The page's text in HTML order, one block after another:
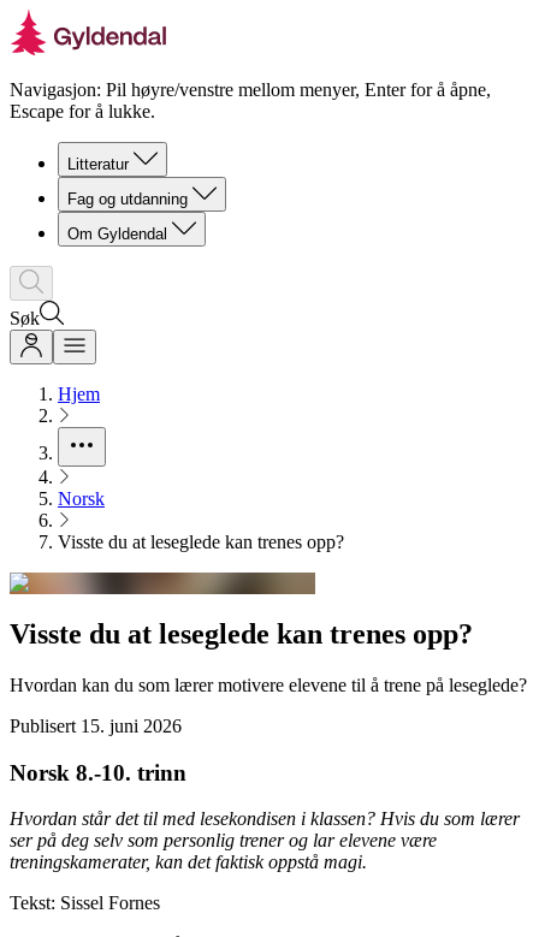
Navigasjon: Pil høyre/venstre mellom menyer, Enter for å åpne,
Escape for å lukke.
Litteratur
Fag og utdanning
Om Gyldendal
Søk
Hjem
Norsk
Visste du at leseglede kan trenes opp?
Visste du at leseglede kan trenes opp?
Hvordan kan du som lærer motivere elevene til å trene på leseglede?
Publisert 15. juni 2026
Norsk 8.-10. trinn
Hvordan står det til med lesekondisen i klassen? Hvis du som lærer
ser på deg selv som personlig trener og lar elevene være
treningskamerater, kan det faktisk oppstå magi.
Tekst: Sissel Fornes